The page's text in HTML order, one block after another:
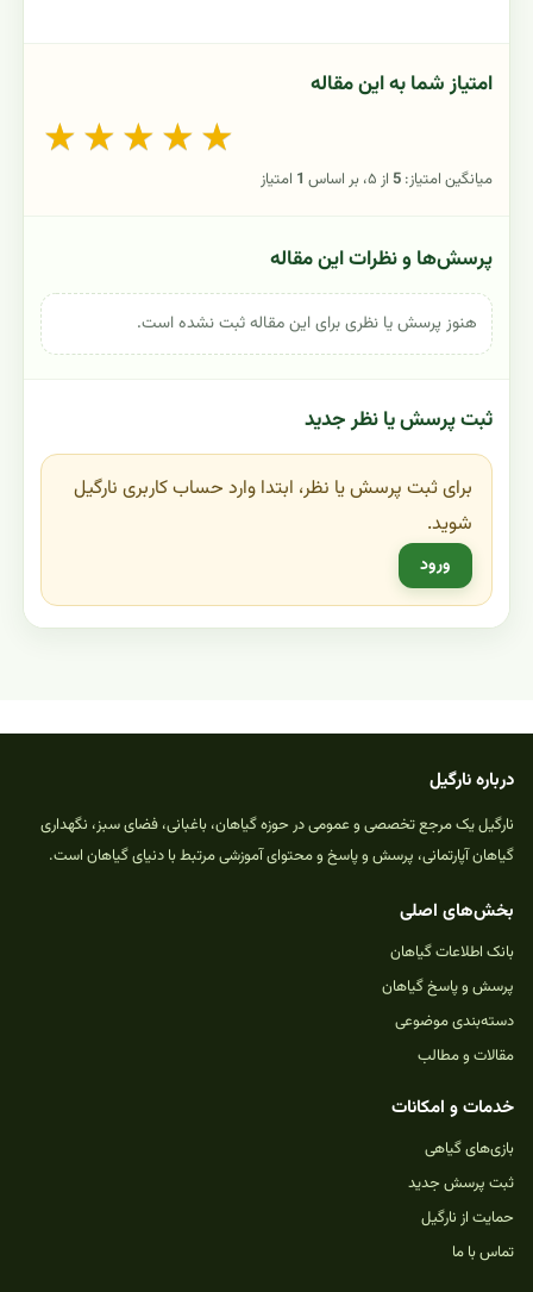
امتیاز شما به این مقاله
★ ★ ★ ★ ★
میانگین امتیاز: 5از ۵، بر اساس 1 امتیاز
پرسش‌ها و نظرات این مقاله
هنوز پرسش یا نظری برای این مقاله ثبت نشده است.
ثبت پرسش یا نظر جدید
برای ثبت پرسش یا نظر، ابتدا وارد حساب کاربری نارگیل
شوید.
ورود
درباره نارگیل
نارگیل یک مرجع تخصصی و عمومی در حوزه گیاهان، باغبانی، فضای سبز، نگهداری
گیاهان آپارتمانی، پرسش و پاسخ و محتوای آموزشی مرتبط با دنیای گیاهان است.
بخش‌های اصلی
بانک اطلاعات گیاهان
پرسش و پاسخ گیاهان
دسته‌بندی موضوعی
مقالات و مطالب
خدمات و امکانات
بازی‌های گیاهی
ثبت پرسش جدید
حمایت از نارگیل
تماس با ما